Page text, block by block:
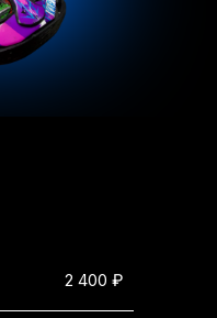
2 400 ₽